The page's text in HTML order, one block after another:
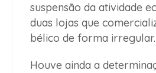
suspensão da atividade
duas lojas que
bélico de forma irregular.
Houve ainda a